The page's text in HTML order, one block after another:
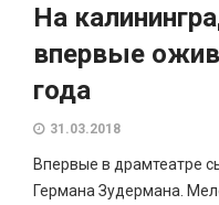
На
впервые
года
31.03.2018
Впервые в драмтеатре
Германа Зудермана.